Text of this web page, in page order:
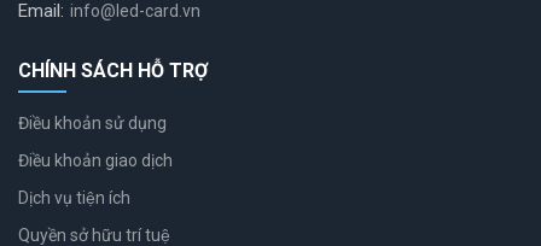
Email: info@led-card.vn
CHÍNH SÁCH HỖ TRỢ
Điều khoản sử dụng
Điều khoản giao dịch
Dịch vụ tiện ích
Quyền sở hữu trí tuệ